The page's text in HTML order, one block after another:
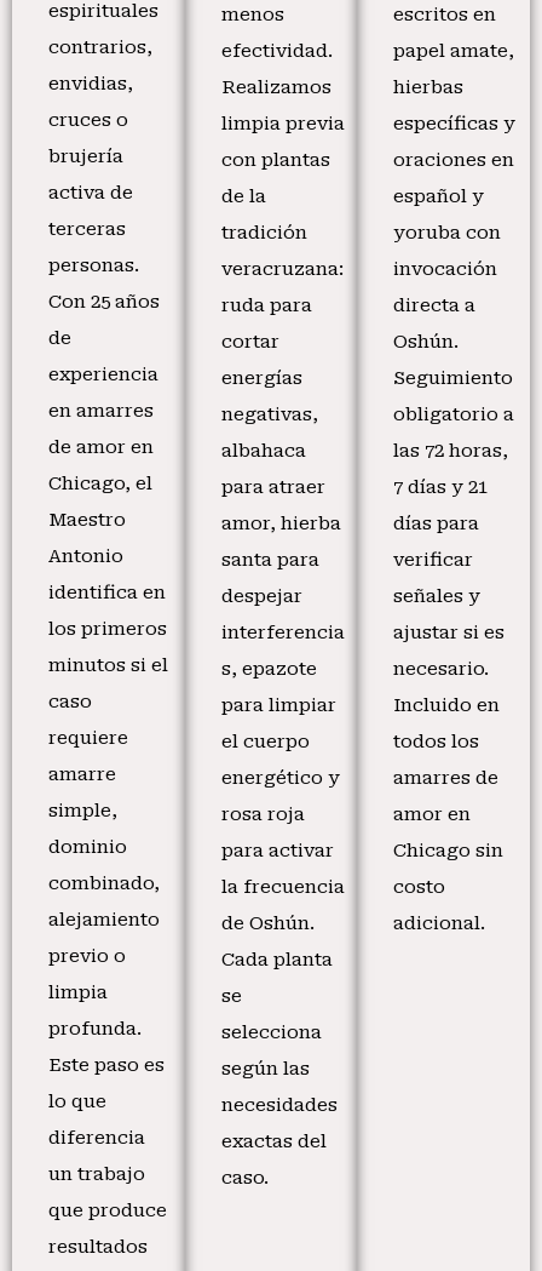
espirituales
contrarios,
envidias,
cruces o
brujería
activa de
terceras
personas.
Con 25 años
de
experiencia
en amarres
de amor en
Chicago, el
Maestro
Antonio
identifica en
los primeros
minutos si el
caso
requiere
amarre
simple,
dominio
combinado,
alejamiento
previo o
limpia
profunda.
Este paso es
lo que
diferencia
un trabajo
que produce
resultados
menos
efectividad.
Realizamos
limpia previa
con plantas
de la
tradición
veracruzana:
ruda para
cortar
energías
negativas,
albahaca
para atraer
amor, hierba
santa para
despejar
interferencia
s, epazote
para limpiar
el cuerpo
energético y
rosa roja
para activar
la frecuencia
de Oshún.
Cada planta
se
selecciona
según las
necesidades
exactas del
caso.
escritos en
papel amate,
hierbas
específicas y
oraciones en
español y
yoruba con
invocación
directa a
Oshún.
Seguimiento
obligatorio a
las 72 horas,
7 días y 21
días para
verificar
señales y
ajustar si es
necesario.
Incluido en
todos los
amarres de
amor en
Chicago sin
costo
adicional.